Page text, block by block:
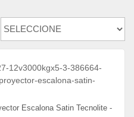
Escalona Satin Tecnolite -